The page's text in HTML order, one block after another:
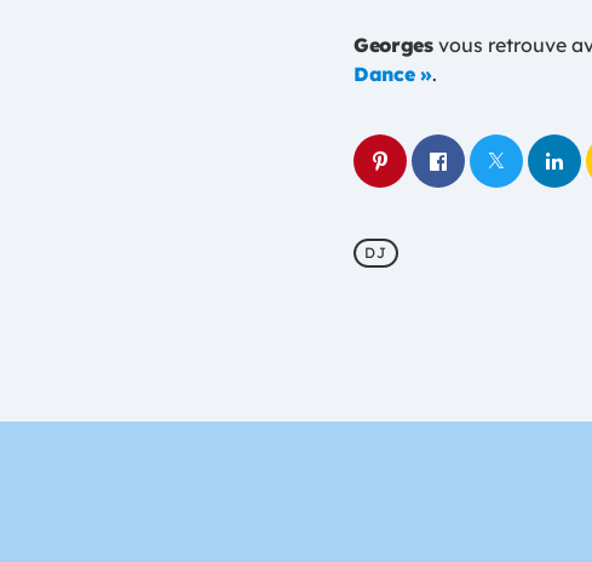
Georgesvous retrouve
Dance ».
DJ